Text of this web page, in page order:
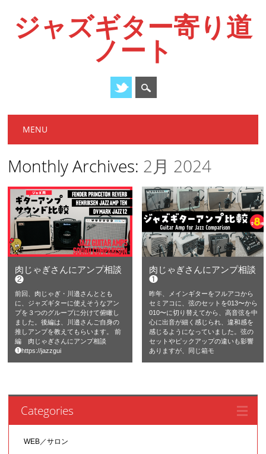
ジャズギター寄り道
ノート
Main menu
MENU
Monthly Archives: 2月 2024
肉じゃぎさんにアンプ相談
❷
前回、肉じゃぎ・川邉さんととも
に、ジャズギターに使えそうなアン
プを３つのグループに分けて俯瞰し
ました。後編は、川邉さんご自身の
推しアンプを教えてもらいます。 前
編 肉じゃぎさんにアンプ相談
❶https://jazzgui
肉じゃぎさんにアンプ相談
❶
昨年、メインギターをフルアコから
セミアコに、弦のセットを013〜から
010〜に切り替えてから、高音弦を中
心に出音が細く感じられ、違和感を
感じるようになっていました。弦の
セットやピックアップの違いも影響
ありますが、同じ箱モ
Categories
WEB／サロン